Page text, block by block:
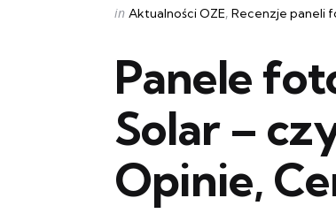
Categories
Posted
in Aktualności OZE Recenzje paneli
Panele
Solar –
Opinie,